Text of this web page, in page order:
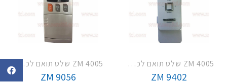
ZM 4005 שלט תואם לכל מזגני תדיראן
ZM 9402
ZM 4005 שלט תואם לכל מזגני תדיראן
ZM 9056